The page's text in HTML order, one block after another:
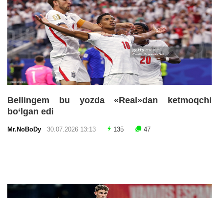
Bellingem bu yozda «Real»dan ketmoqchi
bo‘lgan edi
Mr.NoBoDy 30.07.2026 13:13 135 47